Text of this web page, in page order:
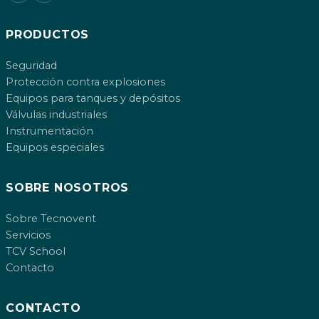
PRODUCTOS
Seguridad
Protección contra explosiones
Equipos para tanques y depósitos
Válvulas industriales
Instrumentación
Equipos especiales
SOBRE NOSOTROS
Sobre Tecnovent
Servicios
TCV School
Contacto
CONTACTO